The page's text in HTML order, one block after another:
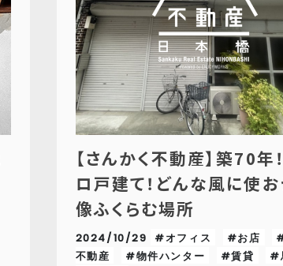
【さんかく不動産】築70年
ロ戸建て！どんな風に使
像ふくらむ場所
2024/10/29 #オフィス #お店
不動産
#物件ハンター #賃貸
#